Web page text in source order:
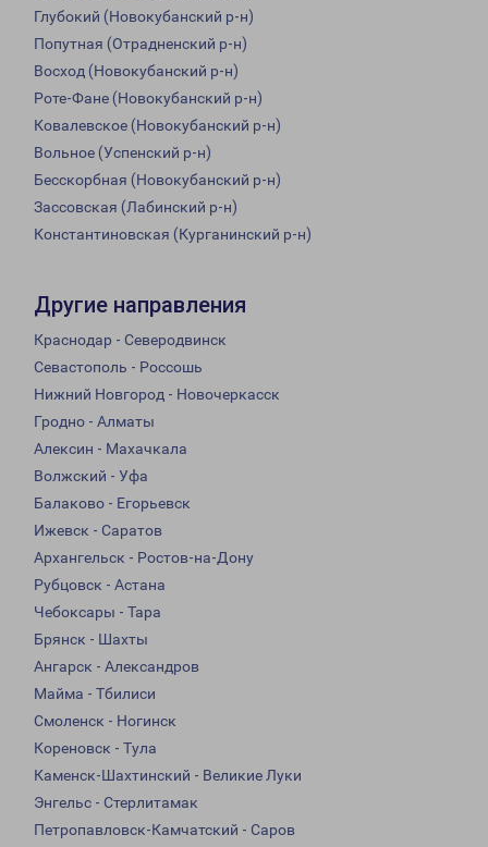
Глубокий (Новокубанский р-н)
Попутная (Отрадненский р-н)
Восход (Новокубанский р-н)
Роте-Фане (Новокубанский р-н)
Ковалевское (Новокубанский р-н)
Вольное (Успенский р-н)
Бесскорбная (Новокубанский р-н)
Зассовская (Лабинский р-н)
Константиновская (Курганинский р-н)
Другие направления
Краснодар - Северодвинск
Севастополь - Россошь
Нижний Новгород - Новочеркасск
Гродно - Алматы
Алексин - Махачкала
Волжский - Уфа
Балаково - Егорьевск
Ижевск - Саратов
Архангельск - Ростов-на-Дону
Рубцовск - Астана
Чебоксары - Тара
Брянск - Шахты
Ангарск - Александров
Майма - Тбилиси
Смоленск - Ногинск
Кореновск - Тула
Каменск-Шахтинский - Великие Луки
Энгельс - Стерлитамак
Петропавловск-Камчатский - Саров